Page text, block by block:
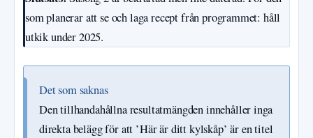
som planerar att se och laga recept från programmet: håll
utkik under 2025.
Det som saknas
Den tillhandahållna resultatmängden innehåller inga
direkta belägg för att ’Här är ditt kylskåp’ är en titel